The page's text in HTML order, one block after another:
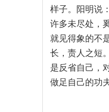
样子。阳明说
许多未尽处，
就见得象的不
长，责人之短
是反省自己，
做足自己的功